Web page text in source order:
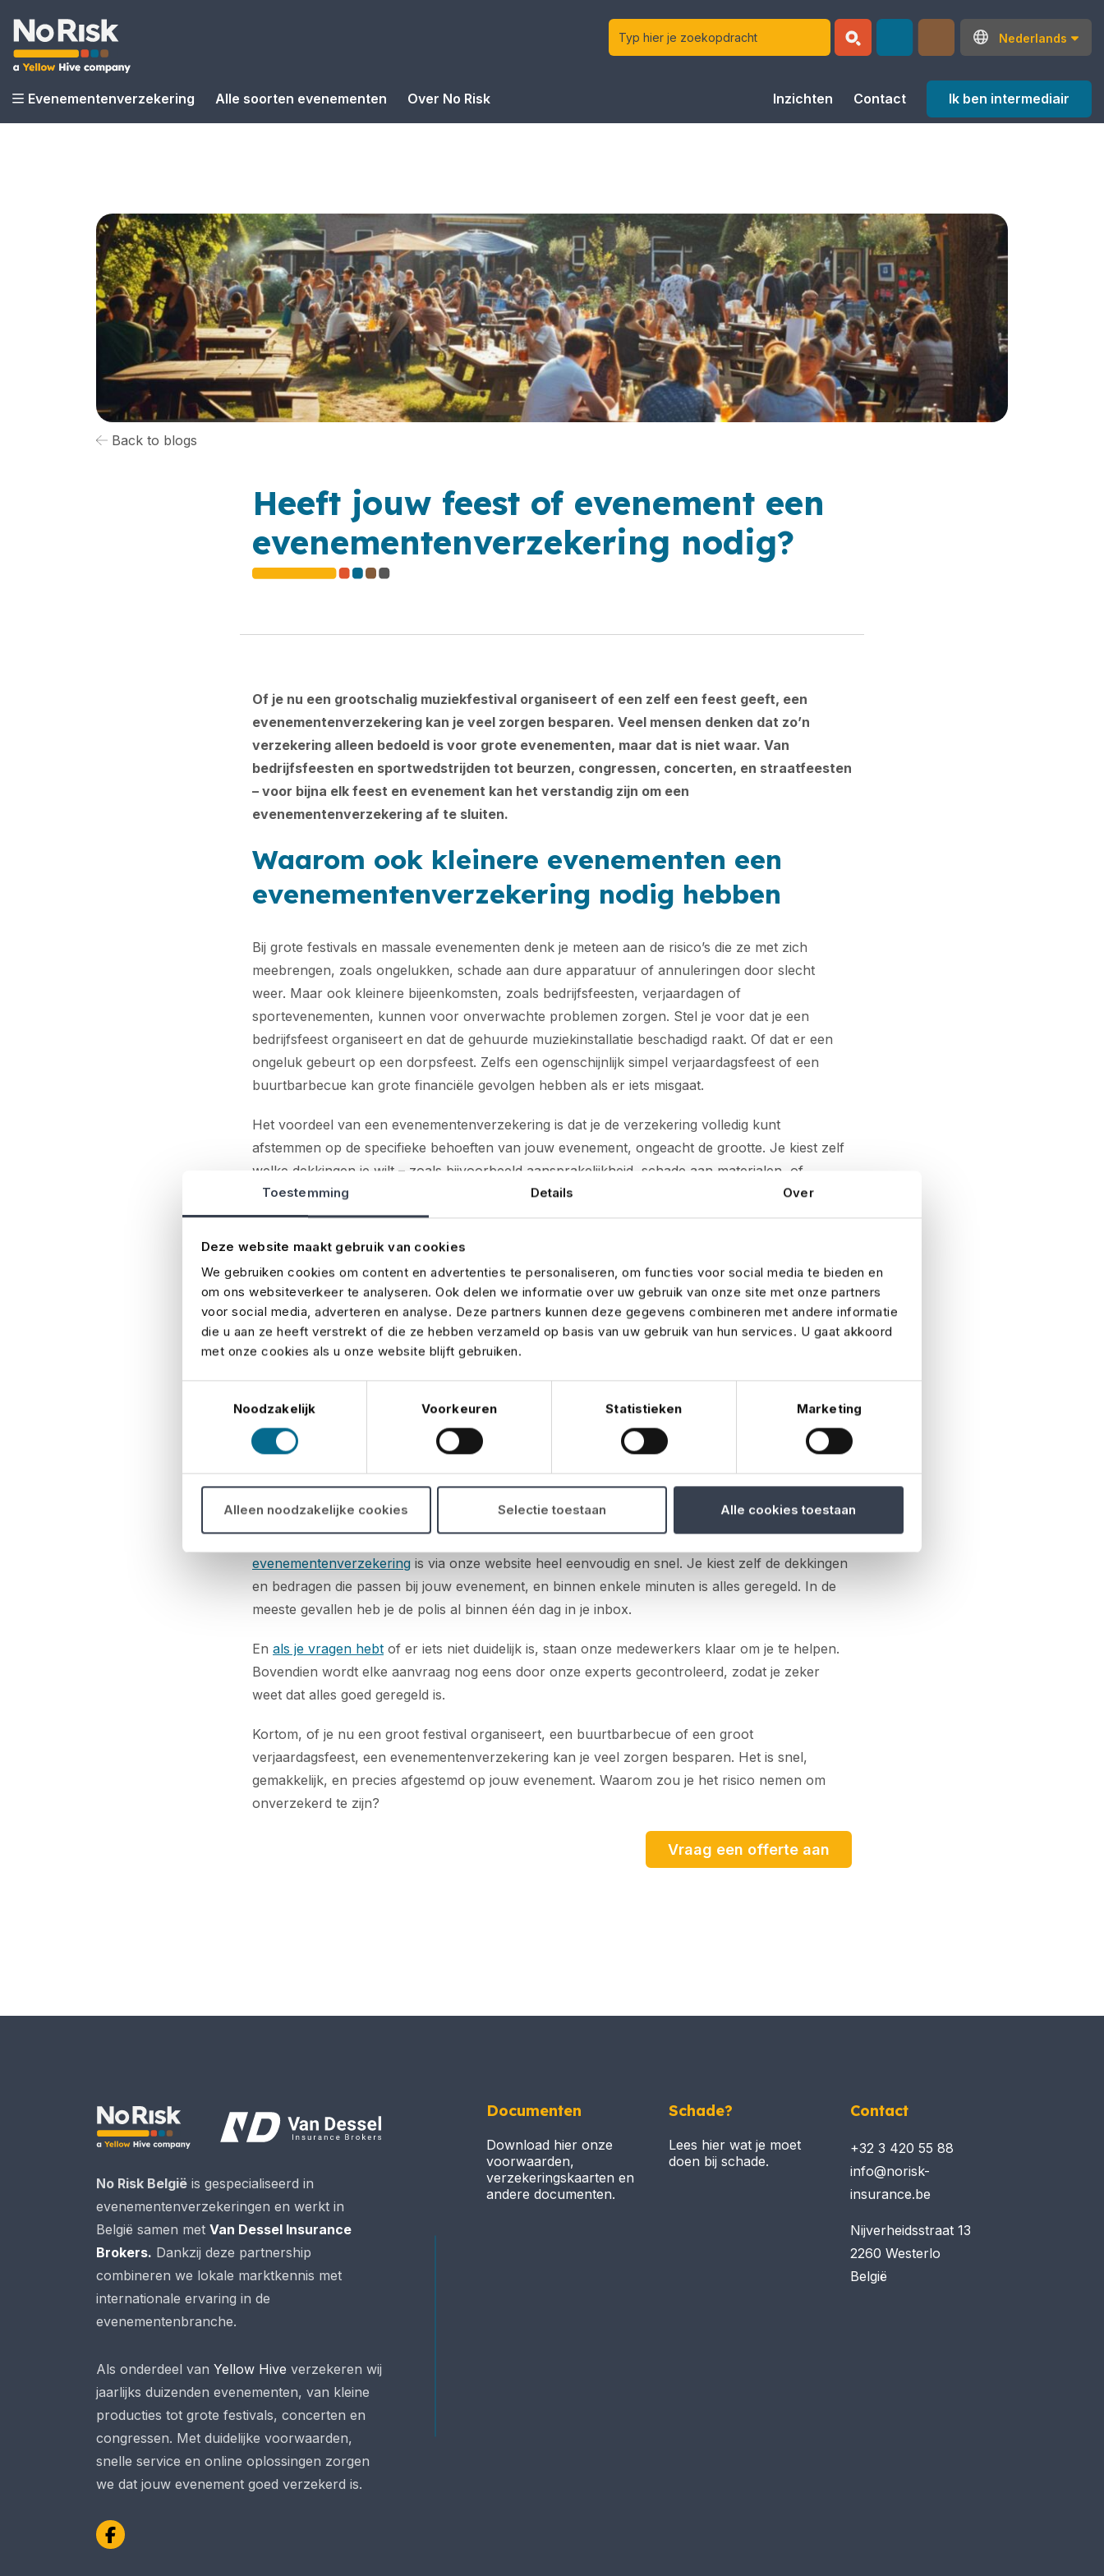
Toestemming Details Over
Deze website maakt gebruik van cookies
We gebruiken cookies om content en advertenties te personaliseren, om functies voor social media te bieden en
om ons websiteverkeer te analyseren. Ook delen we informatie over uw gebruik van onze site met onze partners
voor social media, adverteren en analyse. Deze partners kunnen deze gegevens combineren met andere informatie
die u aan ze heeft verstrekt of die ze hebben verzameld op basis van uw gebruik van hun services. U gaat akkoord
met onze cookies als u onze website blijft gebruiken.
Noodzakelijk
Voorkeuren Statistieken Marketing
Alleen noodzakelijke cookies Selectie toestaan Alle cookies toestaan
Nederlands
Evenementenverzekering Alle soorten evenementen Over No Risk Inzichten Contact Ik ben intermediair
Back to blogs
Heeft jouw feest of evenement een
evenementenverzekering nodig?
Of je nu een grootschalig muziekfestival organiseert of een zelf een feest geeft, een
evenementenverzekering kan je veel zorgen besparen. Veel mensen denken dat zo’n
verzekering alleen bedoeld is voor grote evenementen, maar dat is niet waar. Van
bedrijfsfeesten en sportwedstrijden tot beurzen, congressen, concerten, en straatfeesten
– voor bijna elk feest en evenement kan het verstandig zijn om een
evenementenverzekering af te sluiten.
Waarom ook kleinere evenementen een
evenementenverzekering nodig hebben
Bij grote festivals en massale evenementen denk je meteen aan de risico’s die ze met zich
meebrengen, zoals ongelukken, schade aan dure apparatuur of annuleringen door slecht
weer. Maar ook kleinere bijeenkomsten, zoals bedrijfsfeesten, verjaardagen of
sportevenementen, kunnen voor onverwachte problemen zorgen. Stel je voor dat je een
bedrijfsfeest organiseert en dat de gehuurde muziekinstallatie beschadigd raakt. Of dat er een
ongeluk gebeurt op een dorpsfeest. Zelfs een ogenschijnlijk simpel verjaardagsfeest of een
buurtbarbecue kan grote financiële gevolgen hebben als er iets misgaat.
Het voordeel van een evenementenverzekering is dat je de verzekering volledig kunt
afstemmen op de specifieke behoeften van jouw evenement, ongeacht de grootte. Je kiest zelf
welke dekkingen je wilt – zoals bijvoorbeeld aansprakelijkheid, schade aan materialen, of
annulering. Zo bescherm je jouw feest of evenement precies waar dat nodig is, zonder te
betalen voor onnodige extra’s.
Bescherming voor elk soort evenement,
groot of klein
Of je nu een bedrijfsuitje, een verjaardagsfeest of een buurtbarbecue organiseert, de mogelijke
zorgen te maken over onverwachte situaties en kun je je volledig richten op het laten slagen
van je evenement.
Snel en eenvoudig verzekerd via No Risk
evenementenverzekering is via onze website heel eenvoudig en snel. Je kiest zelf de dekkingen
en bedragen die passen bij jouw evenement, en binnen enkele minuten is alles geregeld. In de
meeste gevallen heb je de polis al binnen één dag in je inbox.
En als je vragen hebt of er iets niet duidelijk is, staan onze medewerkers klaar om je te helpen.
Bovendien wordt elke aanvraag nog eens door onze experts gecontroleerd, zodat je zeker
weet dat alles goed geregeld is.
Kortom, of je nu een groot festival organiseert, een buurtbarbecue of een groot
verjaardagsfeest, een evenementenverzekering kan je veel zorgen besparen. Het is snel,
gemakkelijk, en precies afgestemd op jouw evenement. Waarom zou je het risico nemen om
onverzekerd te zijn?
Vraag een offerte aan
No Risk België is gespecialiseerd in
evenementenverzekeringen en werkt in
België samen met Van Dessel Insurance
Brokers. Dankzij deze partnership
combineren we lokale marktkennis met
internationale ervaring in de
evenementenbranche.
Als onderdeel van Yellow Hive verzekeren wij
jaarlijks duizenden evenementen, van kleine
producties tot grote festivals, concerten en
congressen. Met duidelijke voorwaarden,
snelle service en online oplossingen zorgen
we dat jouw evenement goed verzekerd is.
Facebook
Documenten
Download hier onze
voorwaarden,
verzekeringskaarten en
andere documenten.
Schade?
Lees hier wat je moet
doen bij schade.
Contact
+32 3 420 55 88
info@norisk-
insurance.be
Nijverheidsstraat 13
2260 Westerlo
België